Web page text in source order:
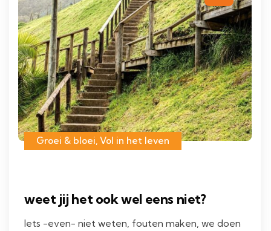
Groei & bloei, Vol in het leven
weet jij het ook wel eens niet?
Iets -even- niet weten, fouten maken, we doen